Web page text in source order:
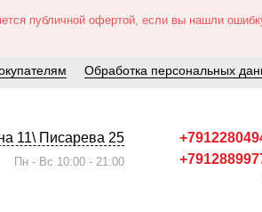
публичной офертой, если вы нашли
Обработка персональных
11\ Писарева 25
Пн - Вс 10:00 - 21:00